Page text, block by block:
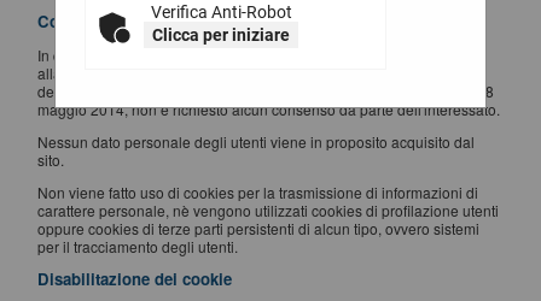
Verifica Anti-Robot
Clicca per iniziare
Cookies utilizzati
In questo sito si utilizzano solo cookie tecnici strettamente necessari
alla navigazione e configurazione del sito, rispetto ai quali, ai sensi
dell'art. 122 del codice privacy e del Provvedimento del Garante dell'8
maggio 2014, non è richiesto alcun consenso da parte dell'interessato.
Nessun dato personale degli utenti viene in proposito acquisito dal
sito.
Non viene fatto uso di cookies per la trasmissione di informazioni di
carattere personale, nè vengono utilizzati cookies di profilazione utenti
oppure cookies di terze parti persistenti di alcun tipo, ovvero sistemi
per il tracciamento degli utenti.
Disabilitazione dei cookie